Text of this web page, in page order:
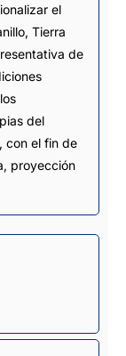
el
Tierra
de
del
con el fin de
proyección